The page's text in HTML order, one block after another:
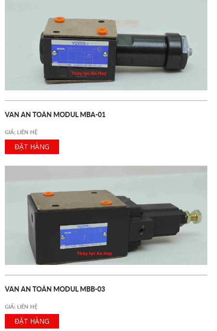
VAN AN TOÀN MODUL MBA-01
GIÁ: LIÊN HỆ
ĐẶT HÀNG
VAN AN TOÀN MODUL MBB-03
GIÁ: LIÊN HỆ
ĐẶT HÀNG